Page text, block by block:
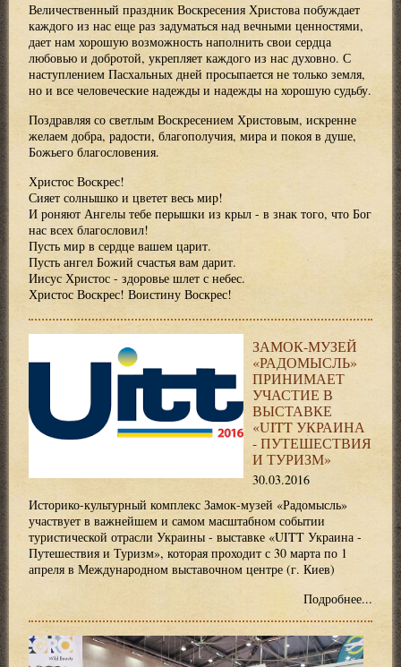
Величественный праздник Воскресения Христова побуждает
каждого из нас еще раз задуматься над вечными ценностями,
дает нам хорошую возможность наполнить свои сердца
любовью и добротой, укрепляет каждого из нас духовно. С
наступлением Пасхальных дней просыпается не только земля,
но и все человеческие надежды и надежды на хорошую судьбу.
Поздравляя со светлым Воскресением Христовым, искренне
желаем добра, радости, благополучия, мира и покоя в душе,
Божьего благословения.
Христос Воскрес!
Сияет солнышко и цветет весь мир!
И роняют Ангелы тебе перышки из крыл - в знак того, что Бог
нас всех благословил!
Пусть мир в сердце вашем царит.
Пусть ангел Божий счастья вам дарит.
Иисус Христос - здоровье шлет с небес.
Христос Воскрес! Воистину Воскрес!
ЗАМОК-МУЗЕЙ
«РАДОМЫСЛЬ»
ПРИНИМАЕТ
УЧАСТИЕ В
ВЫСТАВКЕ
«UITT УКРАИНА
- ПУТЕШЕСТВИЯ
И ТУРИЗМ»
30.03.2016
Историко-культурный комплекс Замок-музей «Радомысль»
участвует в важнейшем и самом масштабном событии
туристической отрасли Украины - выставке «UITT Украина -
Путешествия и Туризм», которая проходит с 30 марта по 1
апреля в Международном выставочном центре (г. Киев)
Подробнее...